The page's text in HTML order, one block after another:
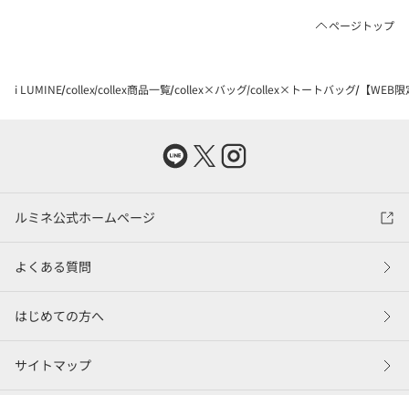
ページトップ
i LUMINE collex collex商品一覧 collex×バッグ collex×トートバッグ 【WEB限
ルミネ公式ホームページ
よくある質問
はじめての方へ
サイトマップ